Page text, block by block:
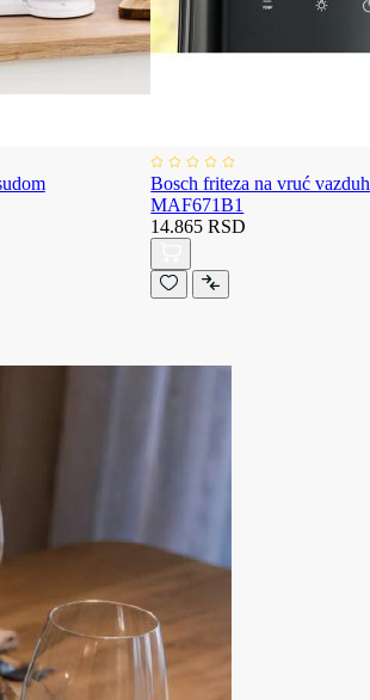
Bosch friteza na vruć vazduh
MAF671B1
14.865 RSD